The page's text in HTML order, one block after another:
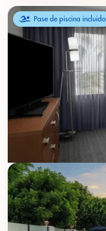
Pase de piscina incluido